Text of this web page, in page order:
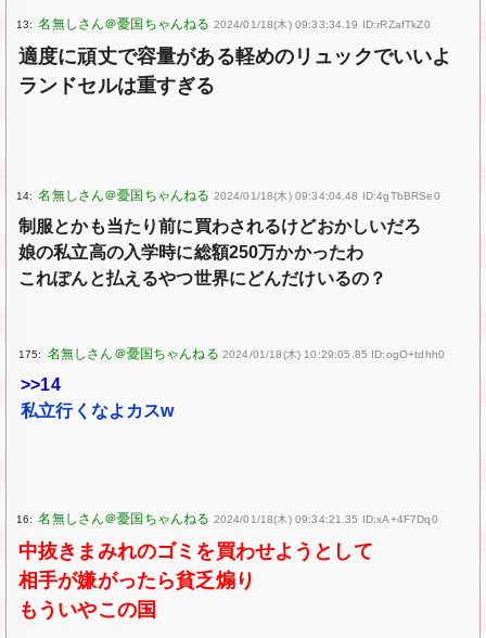
13: 2024/01/18(木) 09:33:34.19 ID:rRZafTkZ0
適度に頑丈で容量がある軽めのリュックでいいよ
ランドセルは重すぎる
14: 2024/01/18(木) 09:34:04.48 ID:4gTbBRSe0
制服とかも当たり前に買わされるけどおかしいだろ
娘の私立高の入学時に総額250万かかったわ
これぽんと払えるやつ世界にどんだけいるの？
175: 2024/01/18(木) 10:29:05.85 ID:ogO+tdhh0
>>14
私立行くなよカスw
16: 2024/01/18(木) 09:34:21.35 ID:xA+4F7Dq0
中抜きまみれのゴミを買わせようとして
相手が嫌がったら貧乏煽り
もういやこの国